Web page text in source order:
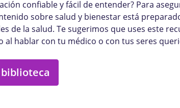
confiable y fácil de entender? Para
sobre salud y bienestar está
de la salud. Te sugerimos que uses este
al hablar con tu médico o con tus seres